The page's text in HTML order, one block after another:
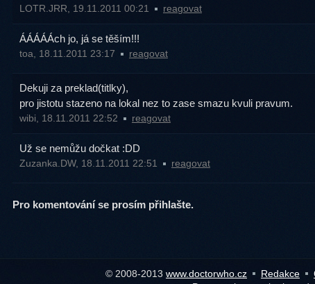
LOTR.JRR, 19.11.2011 00:21 reagovat
ÁÁÁÁÁch jo, já se těším!!!
toa, 18.11.2011 23:17 reagovat
Dekuji za preklad(titlky),
pro jistotu stazeno na lokal nez to zase smazu kvuli pravum.
wibi, 18.11.2011 22:52 reagovat
Už se nemůžu dočkat :DD
Zuzanka.DW, 18.11.2011 22:51 reagovat
Pro komentování se prosím přihlašte.
© 2008-2013 www.doctorwho.cz Redakce